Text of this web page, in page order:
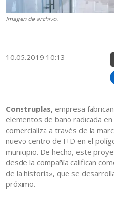
Imagen de archivo.
10.05.2019 10:13
Construplas, empresa
elementos de baño radicada en
comercializa a través de la
nuevo centro de I+D en el
municipio. De hecho, este
desde la compañía califican
de la historia», que se
próximo.